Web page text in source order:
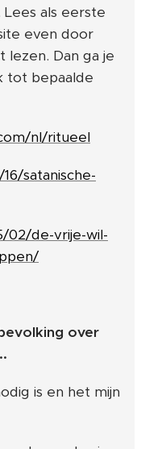
als eerste
even door
Dan ga je
tot bepaalde
nl/ritueel
satanische-
02/de-vrije-wil-
over
is en het mijn